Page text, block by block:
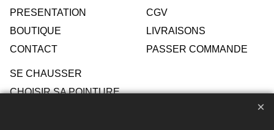
PRESENTATION
BOUTIQUE
CONTACT
CGV
LIVRAISONS
PASSER COMMANDE
SE CHAUSSER
CHOISIR SA POINTURE